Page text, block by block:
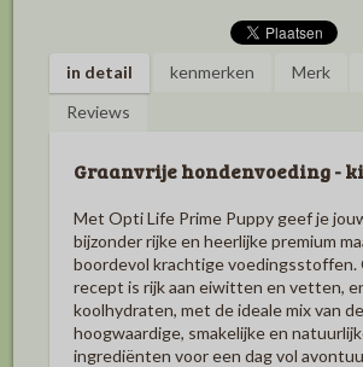
in detail kenmerken Merk
Reviews
Graanvrije hondenvoeding -
Met Opti Life Prime Puppy geef je
bijzonder rijke en heerlijke premium
boordevol krachtige voedingsstoffen.
recept is rijk aan eiwitten en vetten,
koolhydraten, met de ideale mix van
hoogwaardige, smakelijke en
ingrediënten voor een dag vol